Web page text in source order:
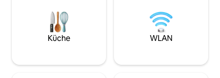
Schlafzimmer mit Aussicht! Unser
Baumhaus ist jetzt komplett
netzunabhängig, bietet kostenlose
Parkplätze, befindet sich an einem Ort,
Restaurants und anderen praktischen
Wasserreserve
man vor
Große Terrasse
Ruhig,
private,
Küche WLAN